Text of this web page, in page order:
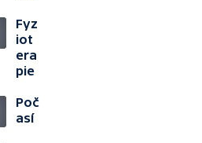
Fyz
iot
era
pie
Poč
así